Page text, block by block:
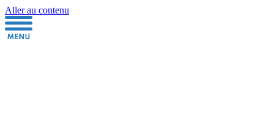
Aller au contenu